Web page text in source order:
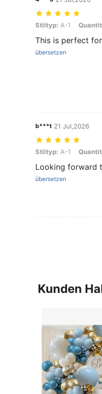
Stiltyp: A-1, Quantität:
Stiltyp: A-1
This is perfect
übersetzen
b***t 21 Jul,2026
Stiltyp: A-1, Quantität:
Stiltyp: A-1
Looking forward
übersetzen
Kunden